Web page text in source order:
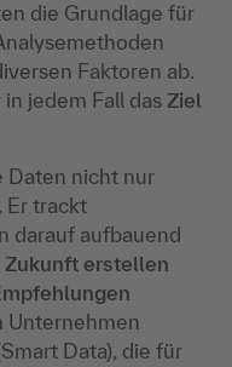
die Grundlage für
Faktoren ab.
jedem Fall das Ziel
Daten nicht nur
Er trackt
darauf aufbauend
Zukunft erstellen
Unternehmen
Data), die für